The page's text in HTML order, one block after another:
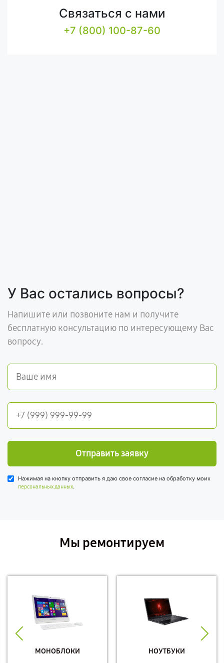
Связаться с нами
+7 (800) 100-87-60
У Вас остались вопросы?
Напишите или позвоните нам и получите
бесплатную консультацию по интересующему Вас
вопросу.
Отправить заявку
Нажимая на кнопку отправить я даю свое согласие на обработку моих
персональных данных.
Мы ремонтируем
МОНОБЛОКИ НОУТБУКИ